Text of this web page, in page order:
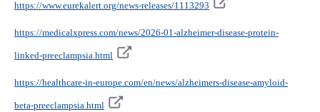
https://www.eurekalert.org/news-releases/1113293
https://medicalxpress.com/news/2026-01-alzheimer-disease-protein-
linked-preeclampsia.html
https://healthcare-in-europe.com/en/news/alzheimers-disease-amyloid-
beta-preeclampsia.html